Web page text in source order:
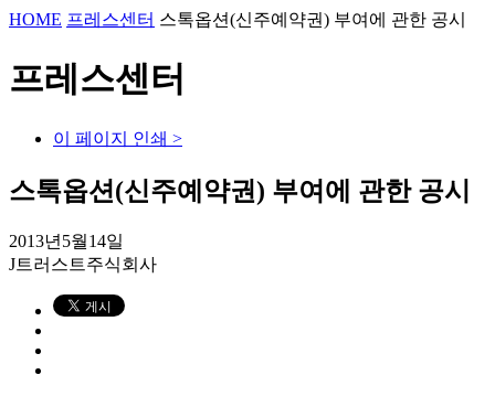
HOME 프레스센터 스톡옵션(신주예약권) 부여에 관한 공시
프레스센터
이 페이지 인쇄 >
스톡옵션(신주예약권) 부여에 관한 공시
2013년5월14일
J트러스트주식회사